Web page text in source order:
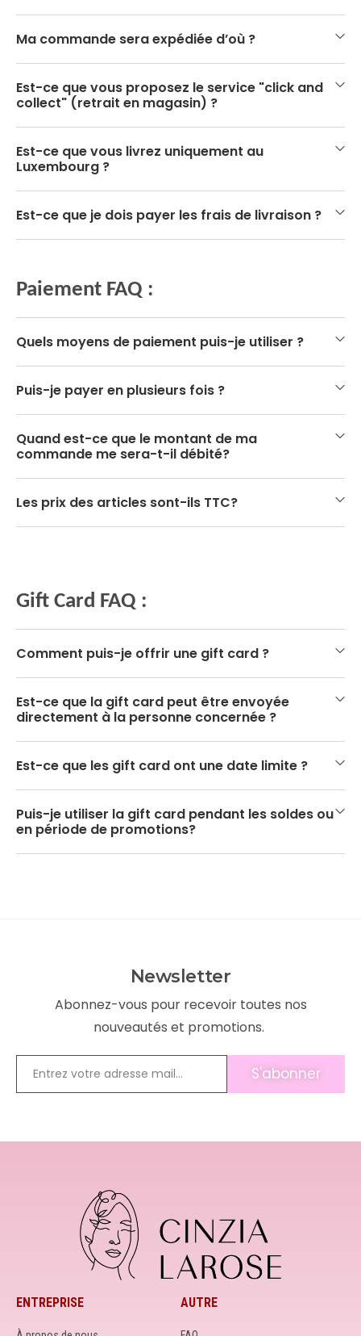
Ma commande sera expédiée d’où ?
Est-ce que vous proposez le service "click and
collect" (retrait en magasin) ?
Est-ce que vous livrez uniquement au
Luxembourg ?
Est-ce que je dois payer les frais de livraison ?
Paiement FAQ :
Quels moyens de paiement puis-je utiliser ?
Puis-je payer en plusieurs fois ?
Quand est-ce que le montant de ma
commande me sera-t-il débité?
Les prix des articles sont-ils TTC?
Gift Card FAQ :
Comment puis-je offrir une gift card ?
Est-ce que la gift card peut être envoyée
directement à la personne concernée ?
Est-ce que les gift card ont une date limite ?
Puis-je utiliser la gift card pendant les soldes ou
en période de promotions?
Newsletter
Abonnez-vous pour recevoir toutes nos
nouveautés et promotions.
S'abonner
ENTREPRISE AUTRE